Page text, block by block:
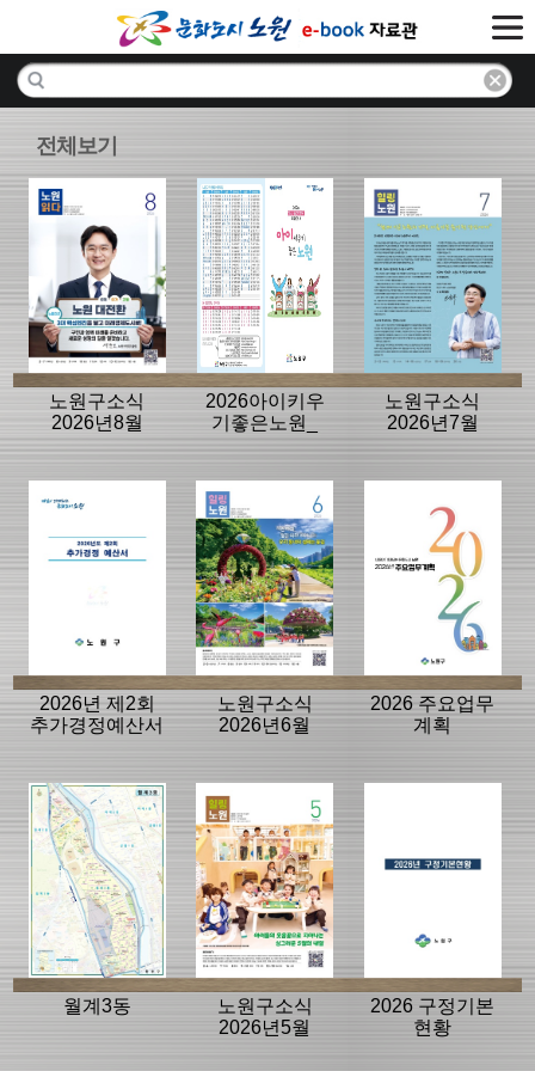
전체보기
노원구소식
2026년8월
2026아이키우
기좋은노원_
노원구소식
2026년7월
2026년 제2회
추가경정예산서
노원구소식
2026년6월
2026 주요업무
계획
월계3동
노원구소식
2026년5월
2026 구정기본
현황